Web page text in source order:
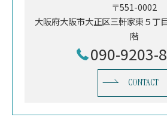
〒551-0002
大阪府大阪市大正区三軒家東５丁
階
090-9203-
CONTACT